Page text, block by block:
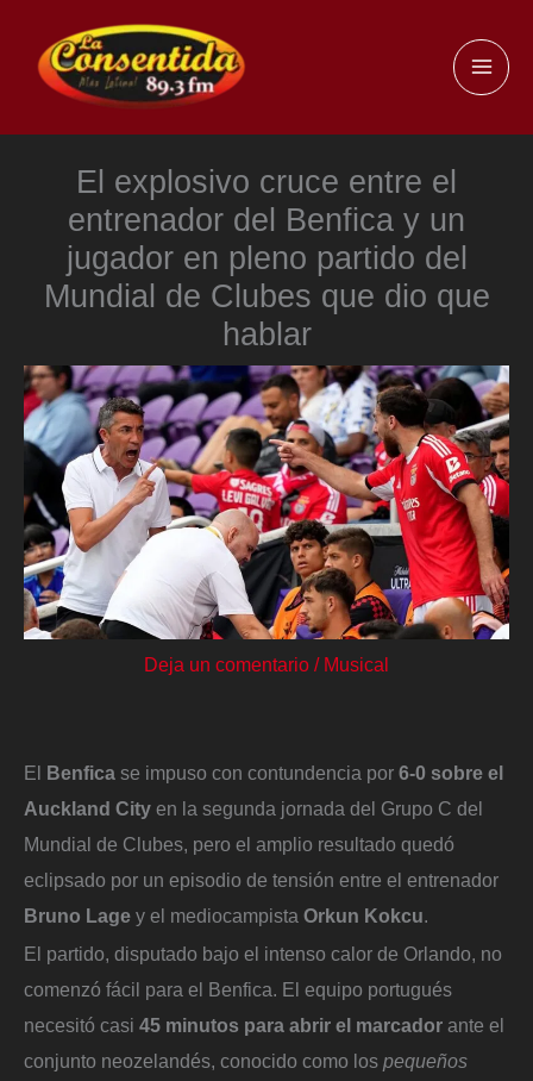
contenido
El explosivo cruce entre el
entrenador del Benfica y un
jugador en pleno partido del
Mundial de Clubes que dio que
hablar
Deja un comentario / Musical
El Benfica se impuso con contundencia por 6-0 sobre el
Auckland City en la segunda jornada del Grupo C del
Mundial de Clubes, pero el amplio resultado quedó
eclipsado por un episodio de tensión entre el entrenador
Bruno Lage y el mediocampista Orkun Kokcu.
El partido, disputado bajo el intenso calor de Orlando, no
comenzó fácil para el Benfica. El equipo portugués
necesitó casi 45 minutos para abrir el marcador ante el
conjunto neozelandés, conocido como los pequeños